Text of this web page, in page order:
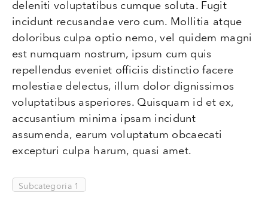
deleniti voluptatibus cumque soluta. Fugit
incidunt recusandae vero cum. Mollitia atque
doloribus culpa optio nemo, vel quidem magni
est numquam nostrum, ipsum cum quis
repellendus eveniet officiis distinctio facere
molestiae delectus, illum dolor dignissimos
voluptatibus asperiores. Quisquam id et ex,
accusantium minima ipsam incidunt
assumenda, earum voluptatum obcaecati
excepturi culpa harum, quasi amet.
Subcategoria 1